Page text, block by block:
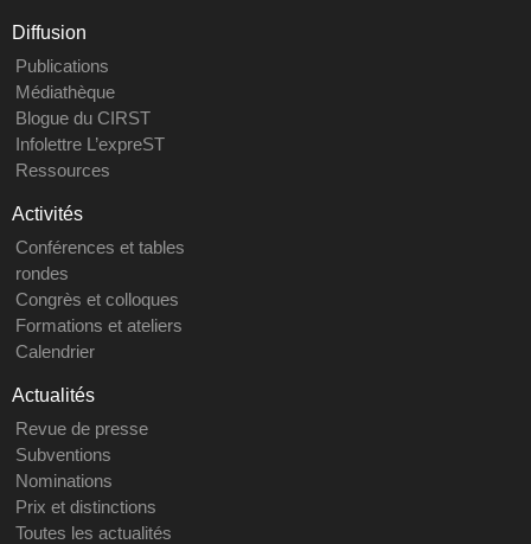
Diffusion
Publications
Médiathèque
Blogue du CIRST
Infolettre L’expreST
Ressources
Activités
Conférences et tables
rondes
Congrès et colloques
Formations et ateliers
Calendrier
Actualités
Revue de presse
Subventions
Nominations
Prix et distinctions
Toutes les actualités